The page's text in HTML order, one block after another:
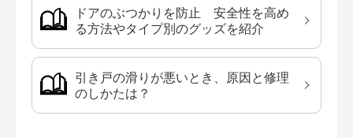
ドアのぶつかりを防止 安全性を高め
る方法やタイプ別のグッズを紹介
引き戸の滑りが悪いとき、原因と修理
のしかたは？